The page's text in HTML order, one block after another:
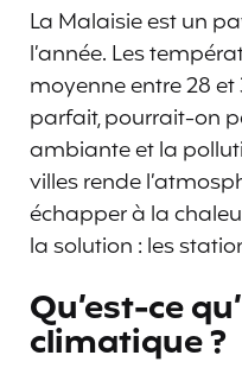
La Malaisie est un
l’année. Les
moyenne entre 28
parfait, pourrait-on
ambiante et la
villes rende
échapper à la
la solution : les
Qu’est-ce
climatique ?